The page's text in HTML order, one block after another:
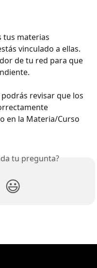
tus materias
vinculado a ellas.
de tu red para que
revisar que los
en la Materia/Curso
tu pregunta?
😃